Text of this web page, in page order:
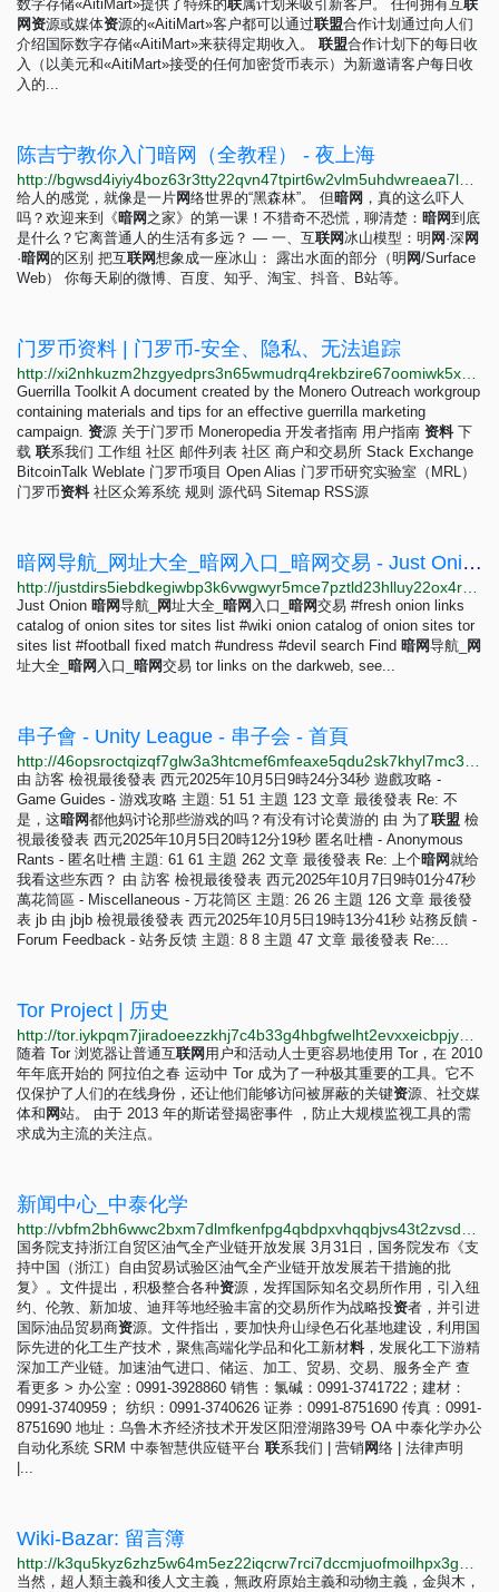
数字存储«AitiMart»提供了特殊的联属计划来吸引新客户。 任何拥有互联
网资源或媒体资源的«AitiMart»客户都可以通过联盟合作计划通过向人们
介绍国际数字存储«AitiMart»来获得定期收入。 联盟合作计划下的每日收
入（以美元和«AitiMart»接受的任何加密货币表示）为新邀请客户每日收
入的...
陈吉宁教你入门暗网（全教程） - 夜上海
给人的感觉，就像是一片网络世界的“黑森林”。 但暗网 ，真的这么吓人
吗？欢迎来到《暗网 之家》的第一课！不猎奇不恐慌，聊清楚： 暗网到底
是什么？它离普通人的生活有多远？ — 一、互联网冰山模型：明 网 ·深网
·暗网 的区别 把互联网想象成一座冰山： 露出水面的部分（明 网/Surface
Web） 你每天刷的微博、百度、知乎、淘宝、抖音、B站等。
门罗币资料 | 门罗币-安全、隐私、无法追踪
Guerrilla Toolkit A document created by the Monero Outreach workgroup
containing materials and tips for an effective guerrilla marketing
campaign. 资源 关于门罗币 Moneropedia 开发者指南 用户指南 资料下
载 联系我们 工作组 社区 邮件列表 社区 商户和交易所 Stack Exchange
BitcoinTalk Weblate 门罗币项目 Open Alias 门罗币研究实验室（MRL）
门罗币资料社区众筹系统 规则 源代码 Sitemap RSS源
暗网导航_网址大全_暗网入口_暗网交易 - Just Onion
Just Onion 暗网导航_ 网址大全_ 暗网 入口_ 暗网交易 #fresh onion links
catalog of onion sites tor sites list #wiki onion catalog of onion sites tor
sites list #football fixed match #undress #devil search Find 暗网导航_ 网
址大全_ 暗网 入口_ 暗网交易 tor links on the darkweb, see...
串子會 - Unity League - 串子会 - 首頁
由 訪客 檢視最後發表 西元2025年10月5日9時24分34秒 遊戲攻略 -
Game Guides - 游戏攻略 主題: 51 51 主題 123 文章 最後發表 Re: 不
是，这暗网都他妈讨论那些游戏的吗？有没有讨论黄游的 由 为了联盟 檢
視最後發表 西元2025年10月5日20時12分19秒 匿名吐槽 - Anonymous
Rants - 匿名吐槽 主題: 61 61 主題 262 文章 最後發表 Re: 上个暗网就给
我看这些东西？ 由 訪客 檢視最後發表 西元2025年10月7日9時01分47秒
萬花筒區 - Miscellaneous - 万花筒区 主題: 26 26 主題 126 文章 最後發
表 jb 由 jbjb 檢視最後發表 西元2025年10月5日19時13分41秒 站務反饋 -
Forum Feedback - 站务反馈 主題: 8 8 主題 47 文章 最後發表 Re:...
Tor Project | 历史
随着 Tor 浏览器让普通互联网 用户和活动人士更容易地使用 Tor，在 2010
年年底开始的 阿拉伯之春 运动中 Tor 成为了一种极其重要的工具。它不
仅保护了人们的在线身份，还让他们能够访问被屏蔽的关键资源、社交媒
体和 网站。 由于 2013 年的斯诺登揭密事件 ，防止大规模监视工具的需
求成为主流的关注点。
新闻中心_中泰化学
国务院支持浙江自贸区油气全产业链开放发展 3月31日，国务院发布《支
持中国（浙江）自由贸易试验区油气全产业链开放发展若干措施的批
复》。文件提出，积极整合各种资源，发挥国际知名交易所作用，引入纽
约、伦敦、新加坡、迪拜等地经验丰富的交易所作为战略投资者，并引进
国际油品贸易商资源。文件指出，要加快舟山绿色石化基地建设，利用国
际先进的化工生产技术，聚焦高端化学品和化工新材料，发展化工下游精
深加工产业链。加速油气进口、储运、加工、贸易、交易、服务全产 查
看更多 > 办公室：0991-3928860 销售：氯碱：0991-3741722；建材：
0991-3740959； 纺织：0991-3740626 证券：0991-8751690 传真：0991-
8751690 地址：乌鲁木齐经济技术开发区阳澄湖路39号 OA 中泰化学办公
自动化系统 SRM 中泰智慧供应链平台 联系我们 | 营销 网络 | 法律声明
|...
Wiki-Bazar: 留言簿
当然，超人類主義和後人文主義，無政府原始主義和动物主義，金與木，